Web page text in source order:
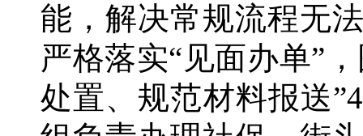
能，解决常规流程无
严格落实“见面办单”
处置、规范材料报送